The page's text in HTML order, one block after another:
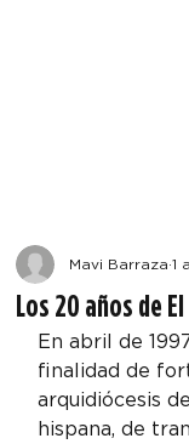
Los 20 años de
Mavi Barraza 1
En abril de
finalidad de
arquidiócesis
hispana, de